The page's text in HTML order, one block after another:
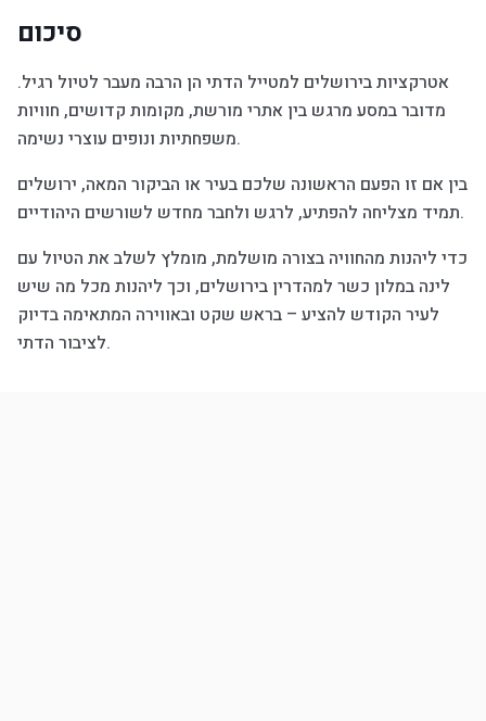
סיכום
אטרקציות בירושלים למטייל הדתי הן הרבה מעבר לטיול רגיל.
מדובר במסע מרגש בין אתרי מורשת, מקומות קדושים, חוויות
משפחתיות ונופים עוצרי נשימה.
בין אם זו הפעם הראשונה שלכם בעיר או הביקור המאה, ירושלים
תמיד מצליחה להפתיע, לרגש ולחבר מחדש לשורשים היהודיים.
כדי ליהנות מהחוויה בצורה מושלמת, מומלץ לשלב את הטיול עם
לינה במלון כשר למהדרין בירושלים, וכך ליהנות מכל מה שיש
לעיר הקודש להציע – בראש שקט ובאווירה המתאימה בדיוק
לציבור הדתי.